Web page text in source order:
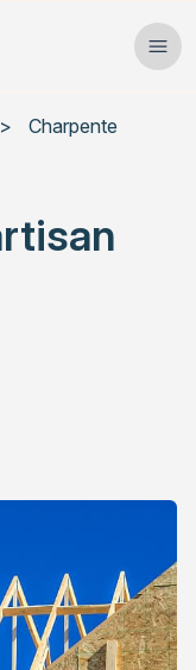
> Charpente